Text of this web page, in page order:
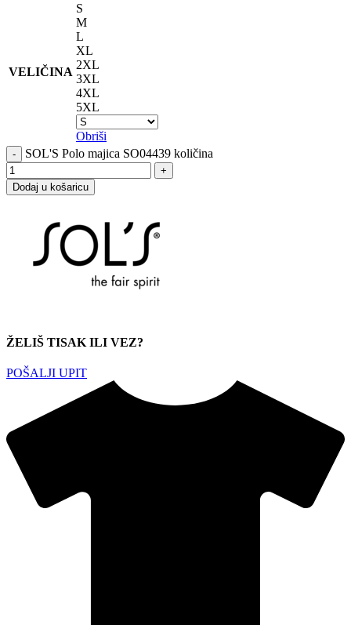
VELIČINA
S
M
L
XL
2XL
3XL
4XL
5XL
Obriši
SOL'S Polo majica SO04439 količina
Dodaj u košaricu
ŽELIŠ TISAK ILI VEZ?
POŠALJI UPIT